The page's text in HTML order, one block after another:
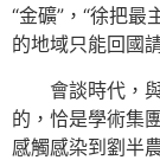
“金礦”，“徐把
的地域只能回國
會談時代，
的，恰是學術集
感觸感染到劉半